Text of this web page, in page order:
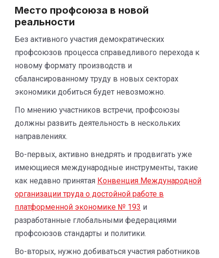
Место профсоюза в новой
реальности
Без активного участия демократических
профсоюзов процесса справедливого перехода к
новому формату производств и
сбалансированному труду в новых секторах
экономики добиться будет невозможно.
По мнению участников встречи, профсоюзы
должны развить деятельность в нескольких
направлениях.
Во-первых, активно внедрять и продвигать уже
имеющиеся международные инструменты, такие
как недавно принятая Конвенция Международной
организации труда о достойной работе в
платформенной экономике № 193 и
разработанные глобальными федерациями
профсоюзов стандарты и политики.
Во-вторых, нужно добиваться участия работников